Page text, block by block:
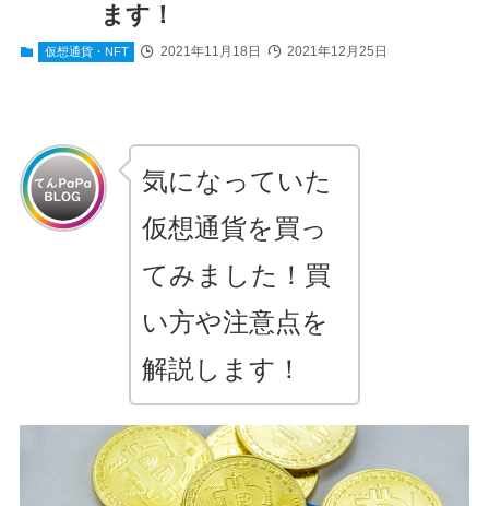
ます！
仮想通貨・NFT 2021年11月18日 2021年12月25日
気になっていた
仮想通貨を買っ
てみました！買
い方や注意点を
解説します！